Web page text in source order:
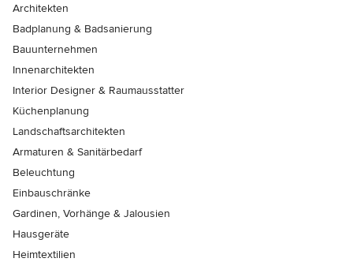
Architekten
Badplanung & Badsanierung
Bauunternehmen
Innenarchitekten
Interior Designer & Raumausstatter
Küchenplanung
Landschaftsarchitekten
Armaturen & Sanitärbedarf
Beleuchtung
Einbauschränke
Gardinen, Vorhänge & Jalousien
Hausgeräte
Heimtextilien